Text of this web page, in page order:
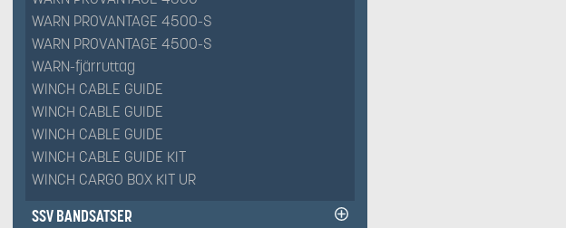
WARN PROVANTAGE 4500-S
WARN PROVANTAGE 4500-S
WARN-fjärruttag
WINCH CABLE GUIDE
WINCH CABLE GUIDE
WINCH CABLE GUIDE
WINCH CABLE GUIDE KIT
WINCH CARGO BOX KIT UR
SSV BANDSATSER